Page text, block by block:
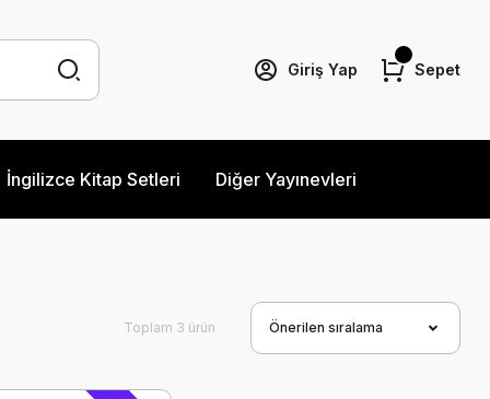
Giriş Yap Sepet
İngilizce Kitap Setleri Diğer Yayınevleri
Toplam 3 ürün